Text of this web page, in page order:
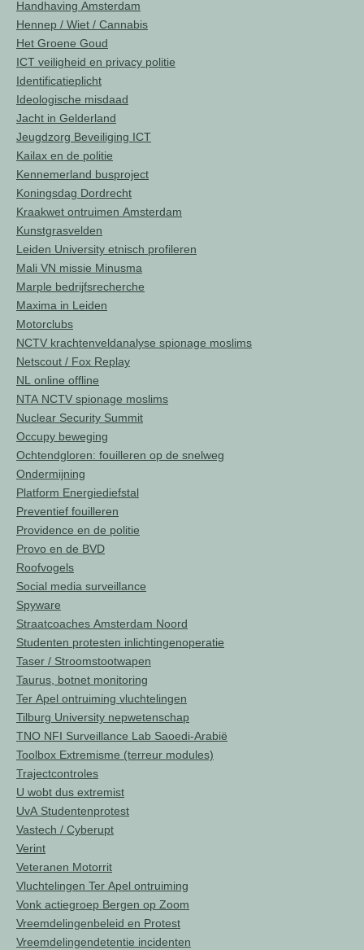
Handhaving Amsterdam
Hennep / Wiet / Cannabis
Het Groene Goud
ICT veiligheid en privacy politie
Identificatieplicht
Ideologische misdaad
Jacht in Gelderland
Jeugdzorg Beveiliging ICT
Kailax en de politie
Kennemerland busproject
Koningsdag Dordrecht
Kraakwet ontruimen Amsterdam
Kunstgrasvelden
Leiden University etnisch profileren
Mali VN missie Minusma
Marple bedrijfsrecherche
Maxima in Leiden
Motorclubs
NCTV krachtenveldanalyse spionage moslims
Netscout / Fox Replay
NL online offline
NTA NCTV spionage moslims
Nuclear Security Summit
Occupy beweging
Ochtendgloren: fouilleren op de snelweg
Ondermijning
Platform Energiediefstal
Preventief fouilleren
Providence en de politie
Provo en de BVD
Roofvogels
Social media surveillance
Spyware
Straatcoaches Amsterdam Noord
Studenten protesten inlichtingenoperatie
Taser / Stroomstootwapen
Taurus, botnet monitoring
Ter Apel ontruiming vluchtelingen
Tilburg University nepwetenschap
TNO NFI Surveillance Lab Saoedi-Arabië
Toolbox Extremisme (terreur modules)
Trajectcontroles
U wobt dus extremist
UvA Studentenprotest
Vastech / Cyberupt
Verint
Veteranen Motorrit
Vluchtelingen Ter Apel ontruiming
Vonk actiegroep Bergen op Zoom
Vreemdelingenbeleid en Protest
Vreemdelingendetentie incidenten